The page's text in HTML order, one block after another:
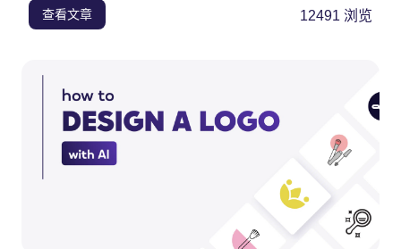
查看文章 12491 浏览